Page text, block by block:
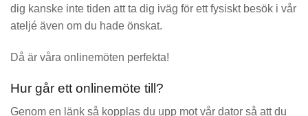
dig kanske inte tiden att ta dig iväg för ett fysiskt besök i vår
ateljé även om du hade önskat.
Då är våra onlinemöten perfekta!
Hur går ett onlinemöte till?
Genom en länk så kopplas du upp mot vår dator så att du